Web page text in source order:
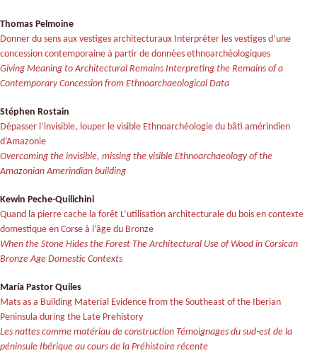
Thomas Pelmoine
Donner du sens aux vestiges architecturaux Interpréter les vestiges d’une
concession contemporaine à partir de données ethnoarchéologiques
Giving Meaning to Architectural Remains Interpreting the Remains of a
Contemporary Concession from Ethnoarchaeological Data
Stéphen Rostain
Dépasser l’invisible, louper le visible Ethnoarchéologie du bâti amérindien
d’Amazonie
Overcoming the invisible, missing the visible Ethnoarchaeology of the
Amazonian Amerindian building
Kewin Peche-Quilichini
Quand la pierre cache la forêt L’utilisation architecturale du bois en contexte
domestique en Corse à l’âge du Bronze
When the Stone Hides the Forest The Architectural Use of Wood in Corsican
Bronze Age Domestic Contexts
María Pastor Quiles
Mats as a Building Material Evidence from the Southeast of the Iberian
Peninsula during the Late Prehistory
Les nattes comme matériau de construction Témoignages du sud-est de la
péninsule Ibérique au cours de la Préhistoire récente